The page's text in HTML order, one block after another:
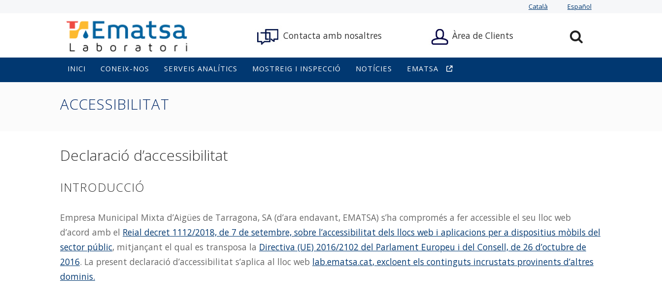
Català Español
Contacta amb nosaltres Àrea de Clients
INICI CONEIX-NOS SERVEIS ANALÍTICS MOSTREIG I INSPECCIÓ NOTÍCIES EMATSA
ACCESSIBILITAT
Declaració d’accessibilitat
INTRODUCCIÓ
Empresa Municipal Mixta d’Aigües de Tarragona, SA (d’ara endavant, EMATSA) s’ha compromés a fer accessible el seu lloc web
d’acord amb el Reial decret 1112/2018, de 7 de setembre, sobre l’accessibilitat dels llocs web i aplicacions per a dispositius mòbils del
sector públic, mitjançant el qual es transposa la Directiva (UE) 2016/2102 del Parlament Europeu i del Consell, de 26 d’octubre de
2016. La present declaració d’accessibilitat s’aplica al lloc web lab.ematsa.cat, excloent els continguts incrustats provinents d’altres
dominis.